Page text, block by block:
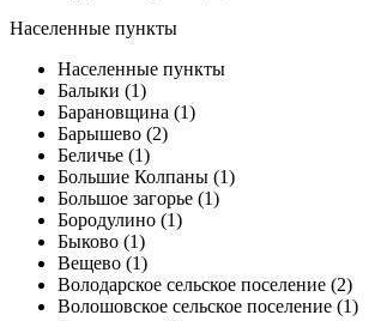
Населенные пункты
Населенные пункты
Балыки (1)
Барановщина (1)
Барышево (2)
Беличье (1)
Большие Колпаны (1)
Большое загорье (1)
Бородулино (1)
Быково (1)
Вещево (1)
Володарское сельское поселение (2)
Волошовское сельское поселение (1)